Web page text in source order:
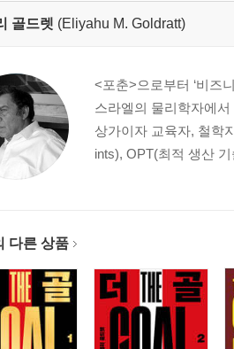
골드렛 (Eliyahu M. Goldratt)
<포춘>으로부터 ‘비즈
스라엘의 물리학자에
상가이자 교육자, 철학
ints), OPT(최적 생산
다른 상품